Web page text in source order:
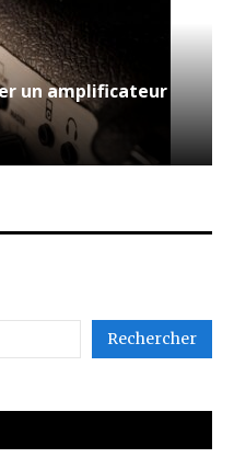
un amplificateur
Rechercher